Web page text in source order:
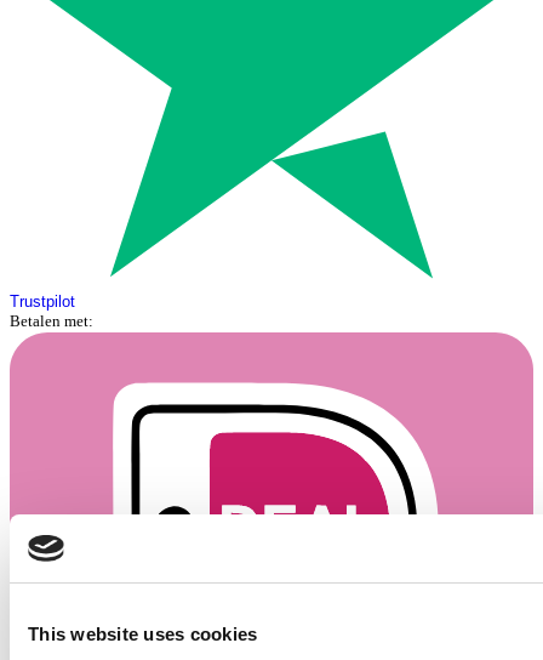
This website uses cookies
Trustpilot
Betalen met: